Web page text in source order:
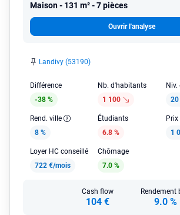
Maison 131 m² - 7 pièces
Ouvrir l'analyse
Landivy (53190)
Différence
-38 %
Nb. d'habitants
1 100
20
Rend. ville
8 %
Étudiants
6.8 %
Prix
1
Loyer HC conseillé
722 €/mois
Chômage
7.0 %
Cash flow
104 €
Rendement
9.0 %